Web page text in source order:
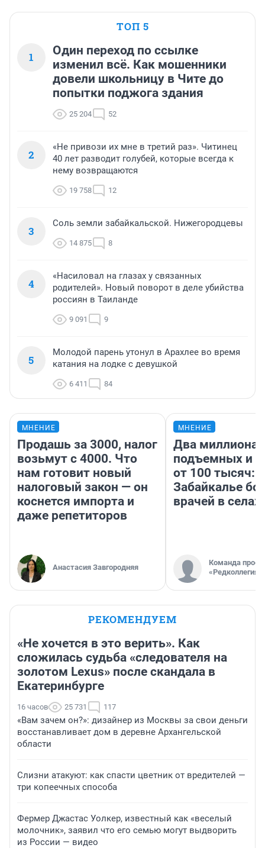
ТОП 5
1
Один переход по ссылке
изменил всё. Как мошенники
довели школьницу в Чите до
попытки поджога здания
25 204 52
2
«Не привози их мне в третий раз». Читинец
40 лет разводит голубей, которые всегда к
нему возвращаются
19 758 12
3
Соль земли забайкальской. Нижегородцевы
14 875 8
4
«Насиловал на глазах у связанных
родителей». Новый поворот в деле убийства
россиян в Таиланде
9 091 9
5
Молодой парень утонул в Арахлее во время
катания на лодке с девушкой
6 411 84
МНЕНИЕ
Продашь за 3000, налог
возьмут с 4000. Что
нам готовит новый
налоговый закон — он
коснется импорта и
даже репетиторов
Анастасия Завгородняя
МНЕНИЕ
Два миллиона
подъемных и
от 100 тысяч:
Забайкалье
врачей в селах
Команда
«Редколлегия»
РЕКОМЕНДУЕМ
«Не хочется в это верить». Как
сложилась судьба «следователя на
золотом Lexus» после скандала в
Екатеринбурге
16 часов 25 731 117
«Вам зачем он?»: дизайнер из Москвы за свои деньги
восстанавливает дом в деревне Архангельской
области
Слизни атакуют: как спасти цветник от вредителей —
три копеечных способа
Фермер Джастас Уолкер, известный как «веселый
молочник», заявил что его семью могут выдворить
из России — видео